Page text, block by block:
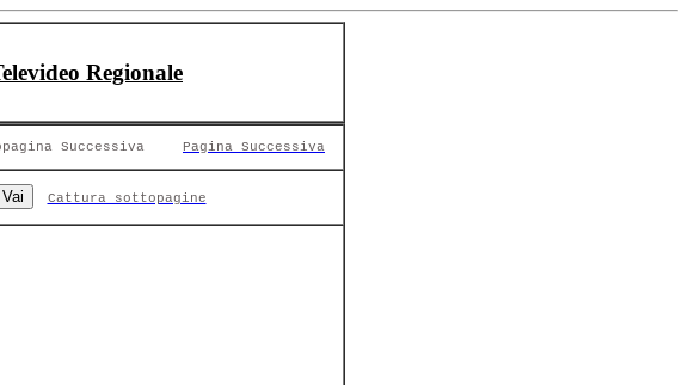
Regionale
Successiva Pagina Successiva
Cattura sottopagine